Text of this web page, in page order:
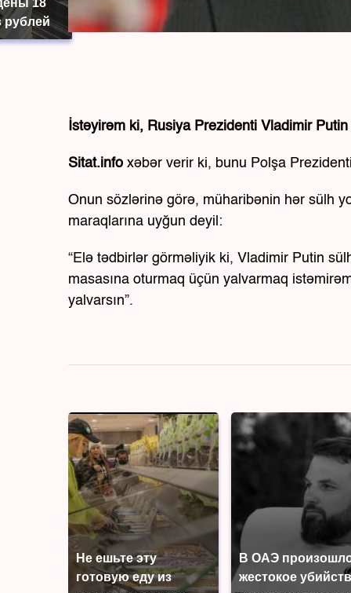
18
рублей
İstəyirəm ki, Rusiya Prezidenti Vladimir Putin
Sitat.info xəbər verir ki, bunu Polşa
Onun sözlərinə görə, müharibənin hər sülh
maraqlarına uyğun deyil:
“Elə tədbirlər görməliyik ki, Vladimir Putin
masasına oturmaq üçün yalvarmaq
yalvarsın”.
Не ешьте эту
готовую еду из
В ОАЭ
жестокое